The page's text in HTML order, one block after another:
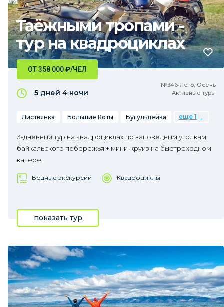
Таёжными тропами -
тур на квадроциклах
№346•Лето, Осень
Активные туры
ОТ 358 000₽/ЧЕЛ
5 дней 4 ночи
Листвянка Большие Коты Бугульдейка еще 1
3-дневный тур на квадроциклах по заповедным уголкам
байкальского побережья + мини-круиз на быстроходном
катере
Водные экскурсии Квадроциклы
показать тур